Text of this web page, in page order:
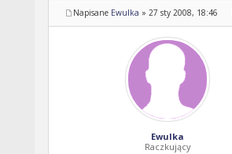
Napisane Ewulka » 27 sty 2008, 18:46
Ewulka
Raczkujący